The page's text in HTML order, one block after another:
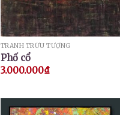
TRANH TRỪU TƯỢNG
Phố cổ
3.000.000₫